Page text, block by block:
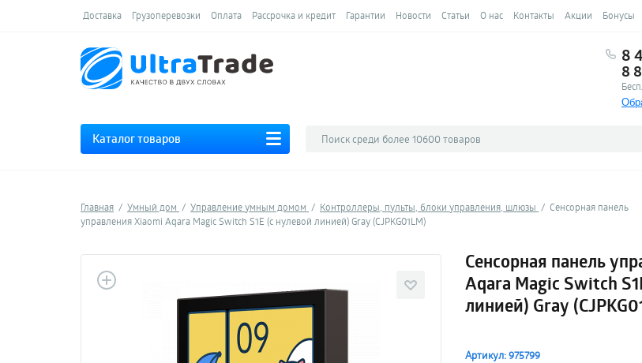
Доставка Грузоперевозки Оплата Рассрочка и кредит Гарантии Новости Статьи О нас Контакты Акции Бонусы
8
8
Каталог товаров
Главная Умный дом Управление умным домом Контроллеры, пульты, блоки управления, шлюзы
Сенсорная панель
управления Xiaomi Aqara Magic Switch S1E (с нулевой линией) Gray (CJPKG01LM)
Сенсорная панель
Aqara Magic Switch
линией) Gray
Артикул: 975799